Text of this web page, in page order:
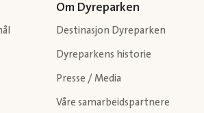
Om Dyreparken
Destinasjon Dyreparken
Dyreparkens historie
Presse / Media
Våre samarbeidspartnere